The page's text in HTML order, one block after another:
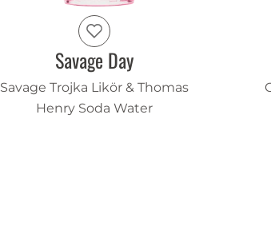
Savage Day
Savage Trojka Likör & Thomas
Henry Soda Water